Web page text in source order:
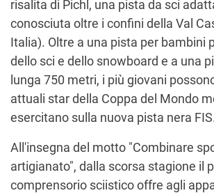
risalita di Pichl, una pista da sci
conosciuta oltre i confini della Val
Italia). Oltre a una pista per bambini
dello sci e dello snowboard e a una
lunga 750 metri, i più giovani
attuali star della Coppa del Mondo
esercitano sulla nuova pista nera FIS.
All'insegna del motto "Combinare
artigianato", dalla scorsa stagione il
comprensorio sciistico offre agli